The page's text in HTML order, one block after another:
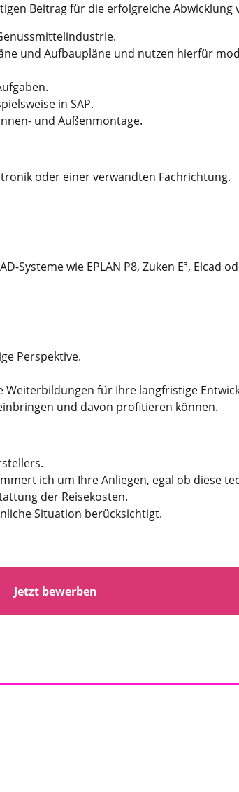
Beitrag für die erfolgreiche
und Aufbaupläne und nutzen hierfür
in SAP.
und Außenmontage.
oder einer verwandten Fachrichtung.
Systeme wie EPLAN P8, Zuken E³, Elcad
Perspektive.
für Ihre langfristige
und davon profitieren können.
ich um Ihre Anliegen, egal ob diese
der Reisekosten.
Situation berücksichtigt.